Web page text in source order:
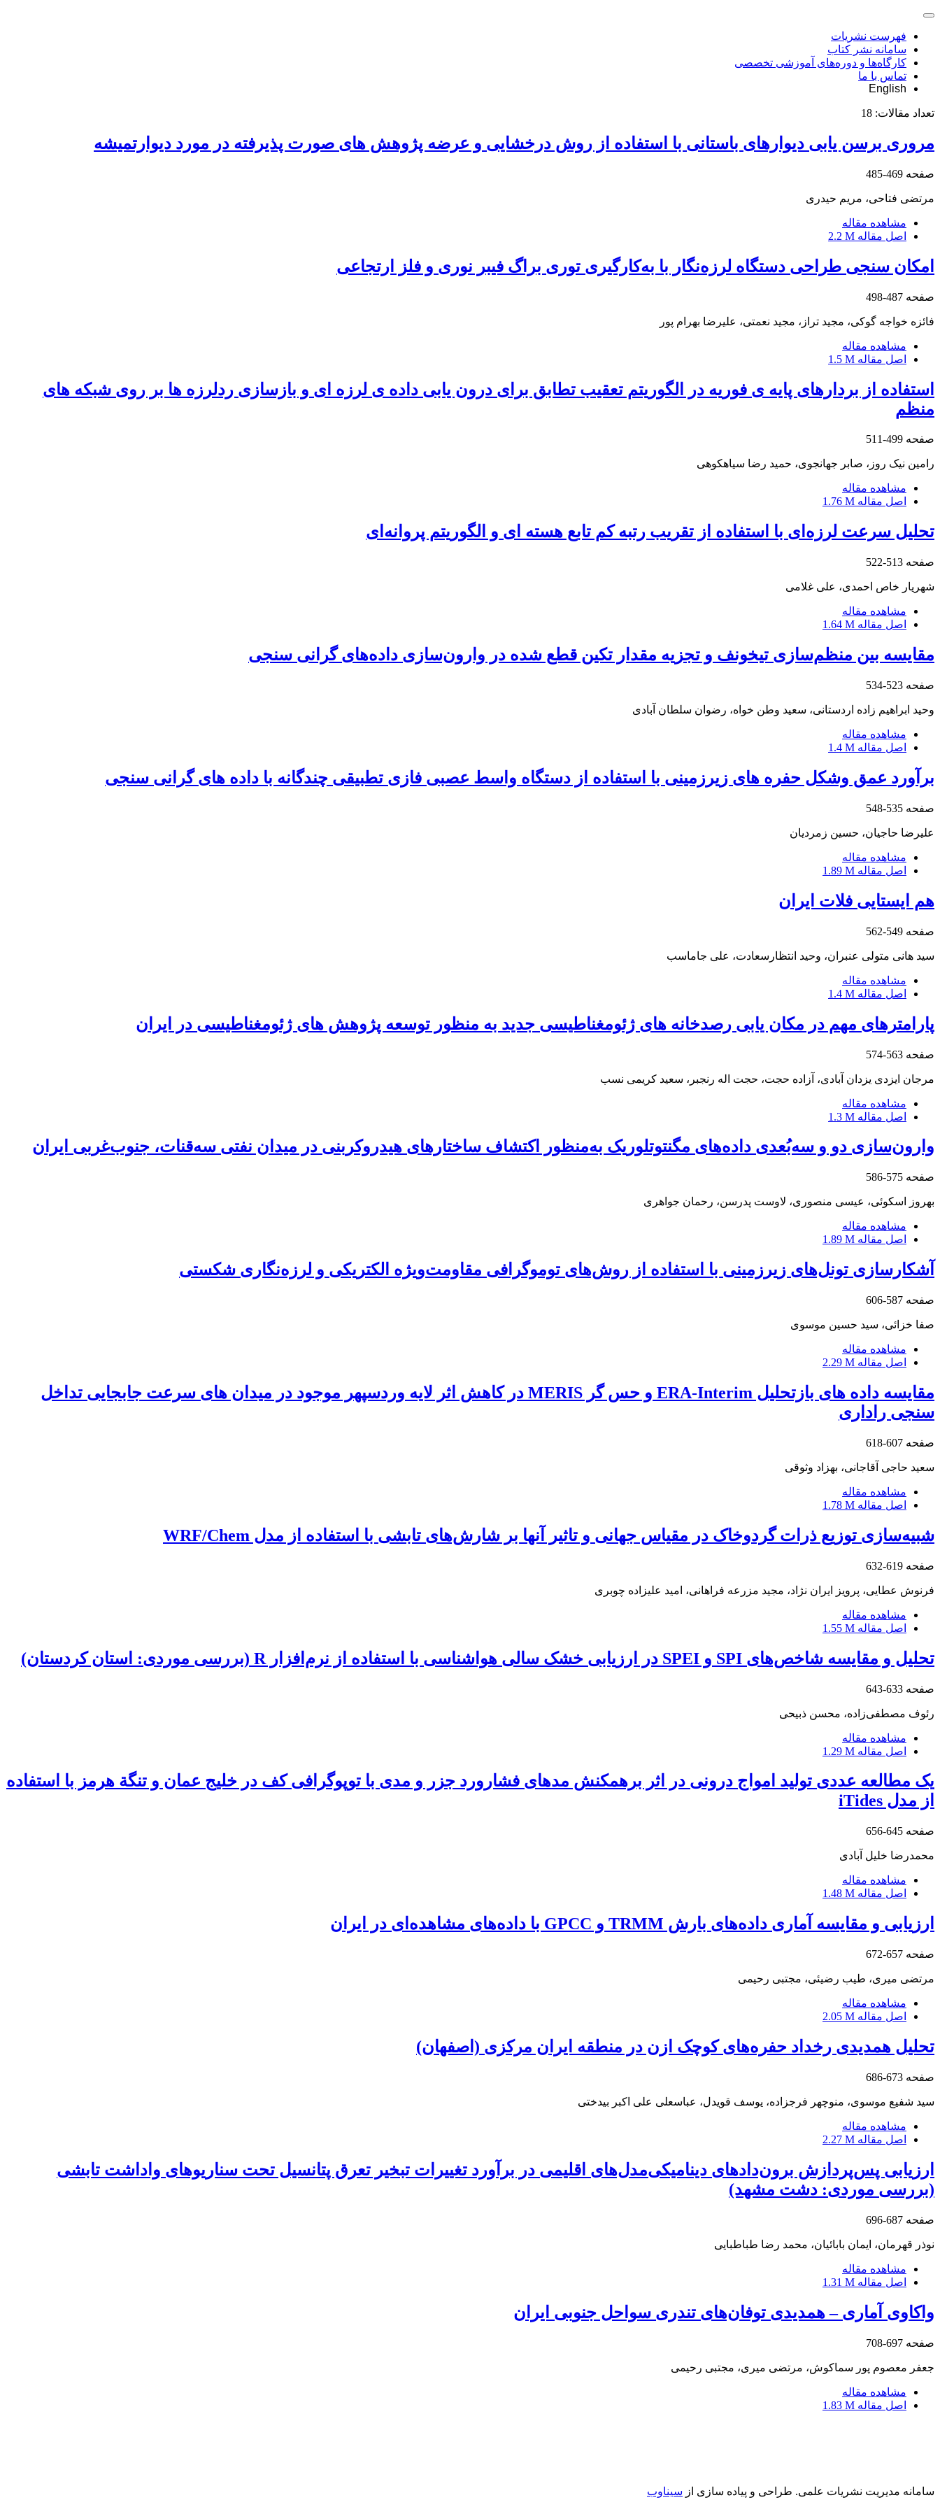
فهرست نشریات
سامانه نشر کتاب
کارگاه‌ها و دوره‌های آموزشی تخصصی
تماس با ما
English
تعداد مقالات: 18
مروری برسن یابی دیوارهای باستانی با استفاده از روش درخشایی و عرضه پژوهش های صورت پذیرفته در مورد دیوارتمیشه
صفحه 469-485
مرتضی فتاحی، مریم حیدری
مشاهده مقاله
اصل مقاله 2.2 M
امکان سنجی طراحی دستگاه لرزه‌نگار با به‌کارگیری توری براگ فیبر نوری و فلز ارتجاعی
صفحه 487-498
فائزه خواجه گوکی، مجید تراز، مجید نعمتی، علیرضا بهرام پور
مشاهده مقاله
اصل مقاله 1.5 M
استفاده از بردارهای پایه ی فوریه در الگوریتم تعقیب تطابق برای درون یابی داده ی لرزه ای و بازسازی ردلرزه ها بر روی شبکه های
منظم
صفحه 499-511
رامین نیک روز، صابر جهانجوی، حمید رضا سیاهکوهی
مشاهده مقاله
اصل مقاله 1.76 M
تحلیل سرعت لرزه‌ای با استفاده از تقریب رتبه کم تابع هسته ای و الگوریتم پروانه‌ای
صفحه 513-522
شهریار خاص احمدی، علی غلامی
مشاهده مقاله
اصل مقاله 1.64 M
مقایسه بین منظم‌سازی‌ تیخونف و تجزیه مقدار تکین قطع شده در وارون‌سازی داده‌های گرانی سنجی
صفحه 523-534
وحید ابراهیم زاده اردستانی، سعید وطن خواه، رضوان سلطان آبادی
مشاهده مقاله
اصل مقاله 1.4 M
برآورد عمق وشکل حفره های زیرزمینی با استفاده از دستگاه واسط عصبی فازی تطبیقی چندگانه با داده های گرانی سنجی
صفحه 535-548
علیرضا حاجیان، حسین زمردیان
مشاهده مقاله
اصل مقاله 1.89 M
هم ایستایی فلات ایران
صفحه 549-562
سید هانی متولی عنبران، وحید انتظارسعادت، علی جاماسب
مشاهده مقاله
اصل مقاله 1.4 M
پارامترهای مهم در مکان یابی رصدخانه های ژئومغناطیسی جدید به منظور توسعه پژوهش های ژئومغناطیسی در ایران
صفحه 563-574
مرجان ایزدی یزدان آبادی، آزاده حجت، حجت اله رنجبر، سعید کریمی نسب
مشاهده مقاله
اصل مقاله 1.3 M
وارون‌سازی دو و سه‌بُعدی داده‌های مگنتوتلوریک به‌منظور اکتشاف ساختارهای هیدروکربنی در میدان نفتی سه‌قنات، جنوب‌غربی ایران
صفحه 575-586
بهروز اسکوئی، عیسی منصوری، لاوست پدرسن، رحمان جواهری
مشاهده مقاله
اصل مقاله 1.89 M
آشکارسازی تونل‌های زیرزمینی با استفاده از روش‌های توموگرافی مقاومت‌ویژه الکتریکی و لرزه‌نگاری شکستی
صفحه 587-606
صفا خزائی، سید حسین موسوی
مشاهده مقاله
اصل مقاله 2.29 M
مقایسه داده های بازتحلیل ERA-Interim و حس گر MERIS در کاهش اثر لایه وردسپهر موجود در میدان های سرعت جابجایی تداخل
سنجی راداری
صفحه 607-618
سعید حاجی آقاجانی، بهزاد وثوقی
مشاهده مقاله
اصل مقاله 1.78 M
شبیه‌سازی توزیع ذرات گردوخاک در مقیاس جهانی و تاثیر آنها بر شارش‌های‌ تابشی با استفاده از مدل WRF/Chem
صفحه 619-632
فرنوش عطایی، پرویز ایران نژاد، مجید مزرعه فراهانی، امید علیزاده چوبری
مشاهده مقاله
اصل مقاله 1.55 M
تحلیل و مقایسه شاخص‌های ‏SPI‏ و ‏SPEI‏ در ارزیابی خشک سالی هواشناسی با استفاده از نرم‌افزار R (بررسی موردی: استان کردستان)
صفحه 633-643
رئوف مصطفی‌زاده، محسن ذبیحی
مشاهده مقاله
اصل مقاله 1.29 M
یک مطالعه عددی تولید امواج درونی در اثر برهمکنش مدهای فشارورد جزر و مدی با توپوگرافی کف در خلیج عمان و تنگة هرمز با استفاده
از مدل iTides
صفحه 645-656
محمدرضا خلیل آبادی
مشاهده مقاله
اصل مقاله 1.48 M
ارزیابی و مقایسه آماری داده‌های بارش TRMM و GPCC با داده‌های مشاهده‌ای در ایران
صفحه 657-672
مرتضی میری، طیب رضیئی، مجتبی رحیمی
مشاهده مقاله
اصل مقاله 2.05 M
تحلیل همدیدی رخداد حفره‌های کوچک ازن در منطقه ایران مرکزی (اصفهان)
صفحه 673-686
سید شفیع موسوی، منوچهر فرجزاده، یوسف قویدل، عباسعلی علی اکبر بیدختی
مشاهده مقاله
اصل مقاله 2.27 M
ارزیابی پس‌پردازش برون‌دادهای دینامیکی‌مدل‌های اقلیمی در برآورد تغییرات تبخیر ‌تعرق پتانسیل تحت سناریوهای واداشت تابشی
(بررسی موردی: دشت مشهد)
صفحه 687-696
نوذر قهرمان، ایمان بابائیان، محمد رضا طباطبایی
مشاهده مقاله
اصل مقاله 1.31 M
واکاوی آماری – همدیدی توفان‌های تندری سواحل جنوبی ایران
صفحه 697-708
جعفر معصوم پور سماکوش، مرتضی میری، مجتبی رحیمی
مشاهده مقاله
اصل مقاله 1.83 M
سامانه مدیریت نشریات علمی. طراحی و پیاده سازی از سیناوب